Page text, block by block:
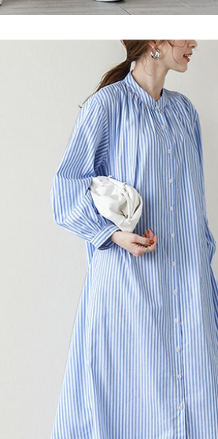
ショート丈（125cm）（1）
ホワイト
在庫切れ
イエロー
在庫切れ
ベージュ
在庫切れ
オリーブ
在庫切れ
ストライプ
ロング丈（130cm）（1）